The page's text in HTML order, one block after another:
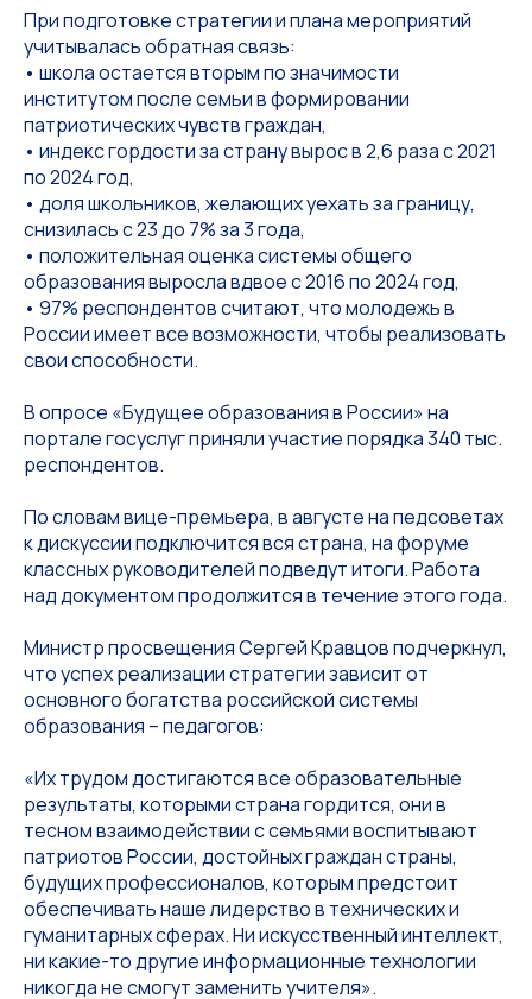
При подготовке стратегии и плана мероприятий
учитывалась обратная связь:
• школа остается вторым по значимости
институтом после семьи в формировании
патриотических чувств граждан,
• индекс гордости за страну вырос в 2,6 раза с 2021
по 2024 год,
• доля школьников, желающих уехать за границу,
снизилась с 23 до 7% за 3 года,
• положительная оценка системы общего
образования выросла вдвое с 2016 по 2024 год,
• 97% респондентов считают, что молодежь в
России имеет все возможности, чтобы реализовать
свои способности.
В опросе «Будущее образования в России» на
портале госуслуг приняли участие порядка 340 тыс.
респондентов.
По словам вице-премьера, в августе на педсоветах
к дискуссии подключится вся страна, на форуме
классных руководителей подведут итоги. Работа
над документом продолжится в течение этого года.
Министр просвещения Сергей Кравцов подчеркнул,
что успех реализации стратегии зависит от
основного богатства российской системы
образования – педагогов:
«Их трудом достигаются все образовательные
результаты, которыми страна гордится, они в
тесном взаимодействии с семьями воспитывают
патриотов России, достойных граждан страны,
будущих профессионалов, которым предстоит
обеспечивать наше лидерство в технических и
гуманитарных сферах. Ни искусственный интеллект,
ни какие-то другие информационные технологии
никогда не смогут заменить учителя».